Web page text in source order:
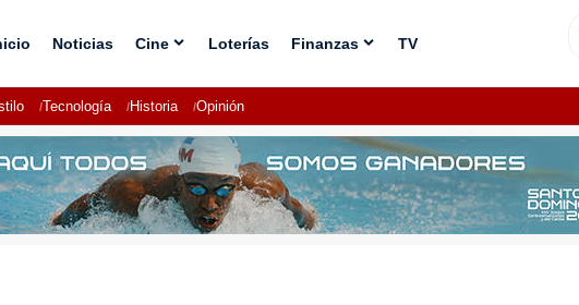
Noticias Cine Loterías Finanzas TV
Tecnología Historia Opinión